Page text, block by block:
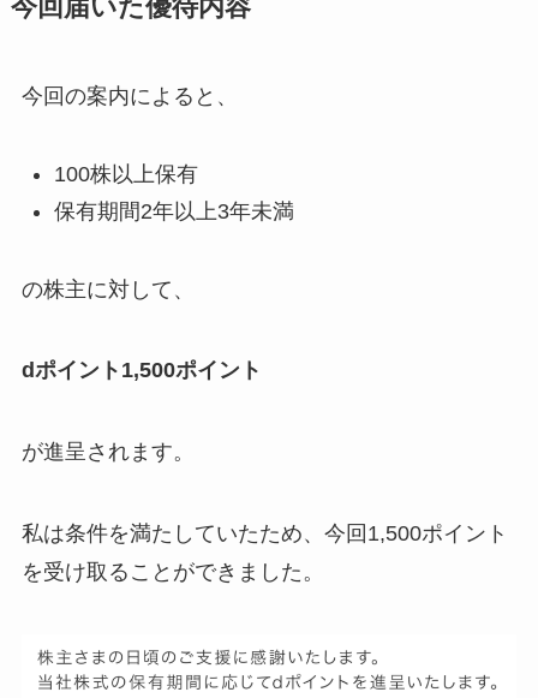
今回届いた優待内容
今回の案内によると、
100株以上保有
保有期間2年以上3年未満
の株主に対して、
dポイント1,500ポイント
が進呈されます。
私は条件を満たしていたため、今回1,500ポイント
を受け取ることができました。